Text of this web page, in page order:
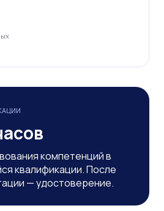
компетенций в
квалификации. После
— удостоверение.